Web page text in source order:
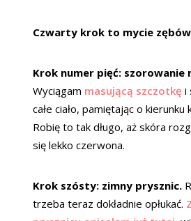
Czwarty krok to mycie
Krok numer pięć: szorowanie
Wyciągam masującą szczotkę i
całe ciało, pamiętając o kierunku
Robię to tak długo, aż skóra
się lekko czerwona.
Krok szósty: zimny prysznic.
trzeba teraz dokładnie opłukać.